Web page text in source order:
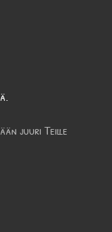
juuri Teille